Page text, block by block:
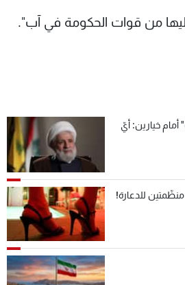
من قوات الحكومة في آب".
أمام خيارين: أيّ
للدعارة!